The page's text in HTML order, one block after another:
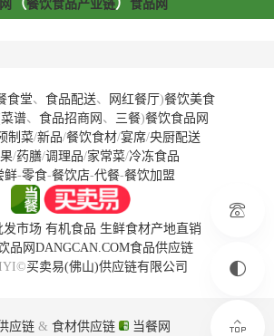
餐饮食品产业链 食品网
食堂、 食品配送、 网红餐厅)餐饮美食
菜谱、 食品招商网 、 三餐)餐饮食品网
制菜/新品/餐饮食材/宴席/央厨配送
/药膳/调理品/家常菜/冷冻食品
鲜-零食-餐饮店-代餐-餐饮加盟
发市场 有机食品 生鲜食材产地直销
品网 DANGCAN.COM食品供应链
买卖易(佛山)供应链有限公司
应链 & 食材供应链 当餐网